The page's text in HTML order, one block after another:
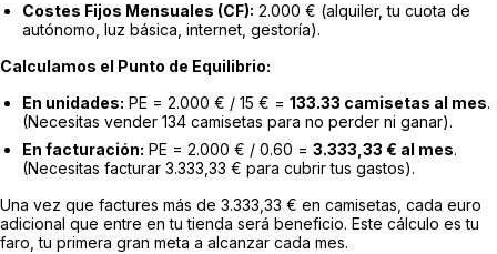
Costes Fijos Mensuales (CF): 2.000 € (alquiler, tu cuota de
autónomo, luz básica, internet, gestoría).
Calculamos el Punto de Equilibrio:
En unidades: PE = 2.000 € / 15 € = 133.33 camisetas al mes.
(Necesitas vender 134 camisetas para no perder ni ganar).
En facturación: PE = 2.000 € / 0.60 = 3.333,33 € al mes.
(Necesitas facturar 3.333,33 € para cubrir tus gastos).
Una vez que factures más de 3.333,33 € en camisetas, cada euro
adicional que entre en tu tienda será beneficio. Este cálculo es tu
faro, tu primera gran meta a alcanzar cada mes.